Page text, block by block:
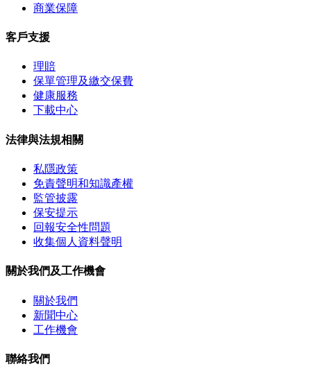
商業保障
客戶支援
理賠
保單管理及繳交保費
健康服務
下載中心
法律與法規相關
私隱政策
免責聲明和知識產權
監管披露
保安提示
回報安全性問題
收集個人資料聲明
關於我們及工作機會
關於我們
新聞中心
工作機會
聯絡我們